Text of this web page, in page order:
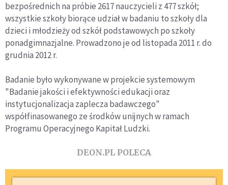
bezpośrednich na próbie 2617 nauczycieli z 477 szkół;
wszystkie szkoły biorące udział w badaniu to szkoły dla
dzieci i młodzieży od szkół podstawowych po szkoły
ponadgimnazjalne. Prowadzono je od listopada 2011 r. do
grudnia 2012 r.
Badanie było wykonywane w projekcie systemowym
"Badanie jakości i efektywności edukacji oraz
instytucjonalizacja zaplecza badawczego"
współfinasowanego ze środków unijnych w ramach
Programu Operacyjnego Kapitał Ludzki.
DEON.PL POLECA